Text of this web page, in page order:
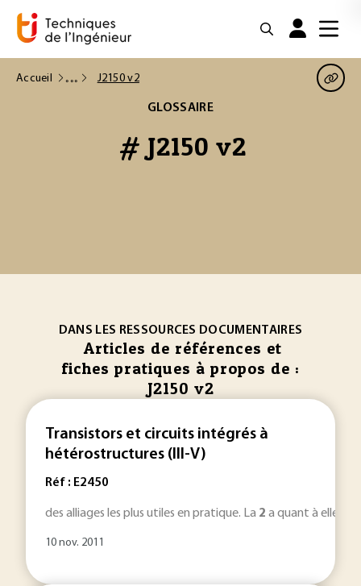
Accueil J2150 v2
GLOSSAIRE
# J2150 v2
DANS LES RESSOURCES DOCUMENTAIRES
Articles de références et
fiches pratiques à propos de :
J2150 v2
Transistors et circuits intégrés à
hétérostructures (III-V)
Réf : E2450
des alliages les plus utiles en pratique. La 2 a quant à elle,
10 nov. 2011